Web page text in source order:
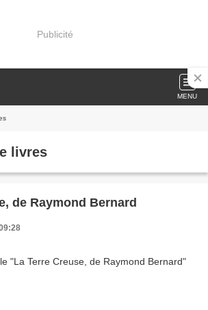
Publicité
MENU
livres
de Raymond Bernard